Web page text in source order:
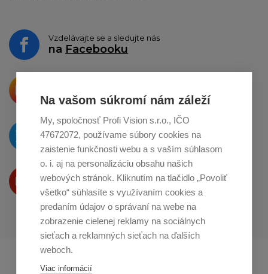
Na vašom súkromí nám záleží
My, spoločnosť Profi Vision s.r.o., IČO
47672072, používame súbory cookies na
zaistenie funkčnosti webu a s vaším súhlasom
o. i. aj na personalizáciu obsahu našich
webových stránok. Kliknutím na tlačidlo „Povoliť
všetko“ súhlasíte s využívaním cookies a
predaním údajov o správaní na webe na
zobrazenie cielenej reklamy na sociálnych
sieťach a reklamných sieťach na ďalších
weboch.
Viac informácií
Vzdelávajte se a sledujte nás
na Facebooku
o zdieľanie naInstagrame
O novinkách píšeme
naTwitteri
Produkty Vám predstavujeme
na Youtube
Profikuchař.cz